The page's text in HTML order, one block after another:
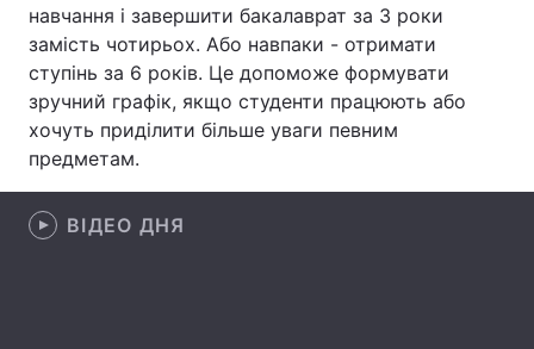
Екологія Регіони
Лонгріди
Відео з Youtube
навчання і завершити бакалаврат за 3 роки
замість чотирьох. Або навпаки - отримати
ступінь за 6 років. Це допоможе формувати
зручний графік, якщо студенти працюють або
хочуть приділити більше уваги певним
предметам.
ВІДЕО ДНЯ